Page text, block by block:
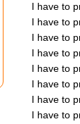
I have to
I have to
I have to
I have to
I have to
I have to
I have to
I have to